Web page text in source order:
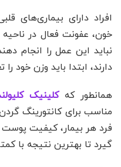
افراد دارای بیماری‌های
خون، عفونت فعال در ناحیه
نباید این عمل را انجام
دارند، ابتدا باید وزن خود را
همانطور کهکلینیک
مناسب برای کانتورینگ
فرد هر بیمار، کیفیت
گیرد تا بهترین نتیجه با